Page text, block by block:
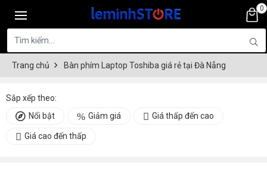
0
Trang chủ Bàn phím Laptop Toshiba giá rẻ tại Đà Nẵng
Sắp xếp theo:
Nổi bật
Giảm giá Giá thấp đến cao
Giá cao đến thấp